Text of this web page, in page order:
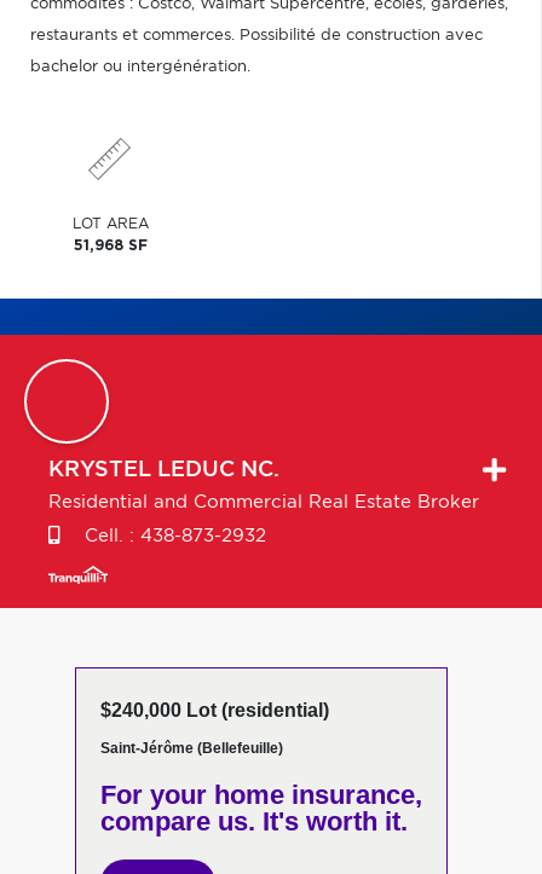
commodités : Costco, Walmart Supercentre, écoles, garderies,
restaurants et commerces. Possibilité de construction avec
bachelor ou intergénération.
LOT AREA
51,968 SF
KRYSTEL LEDUC NC.
Residential and Commercial Real Estate Broker
Cell. : 438-873-2932
$240,000 Lot (residential)
Saint-Jérôme (Bellefeuille)
For your home insurance,
compare us. It's worth it.